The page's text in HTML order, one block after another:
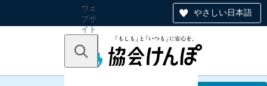
やさしい日本語
ウェ
ブサ
イト
のナ
キーワードで探す